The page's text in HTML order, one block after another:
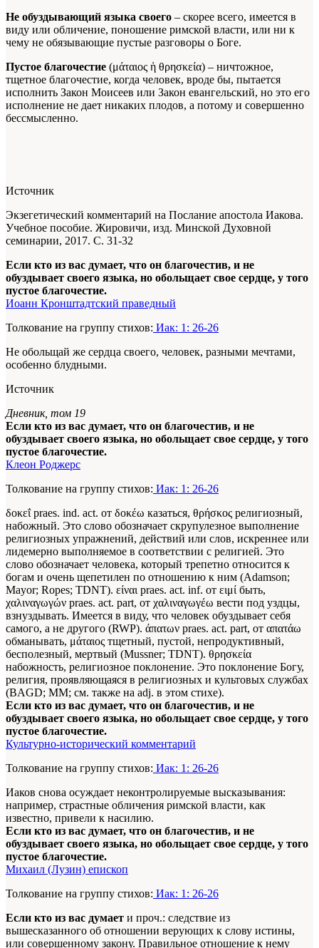
Не обуздывающий языка своего – скорее всего, имеется в
виду или обличение, поношение римской власти, или ни к
чему не обязывающие пустые разговоры о Боге.
Пустое благочестие (μάταιος ἡ θρησκεία) – ничтожное,
тщетное благочестие, когда человек, вроде бы, пытается
исполнить Закон Моисеев или Закон евангельский, но это его
исполнение не дает никаких плодов, а потому и совершенно
бессмысленно.
Источник
Экзегетический комментарий на Послание апостола Иакова.
Учебное пособие. Жировичи, изд. Минской Духовной
семинарии, 2017. С. 31-32
Если кто из вас думает, что он благочестив, и не
обуздывает своего языка, но обольщает свое сердце, у того
пустое благочестие.
Иоанн Кронштадтский праведный
Толкование на группу стихов: Иак: 1: 26-26
Не обольщай же сердца своего, человек, разными мечтами,
особенно блудными.
Источник
Дневник, том 19
Если кто из вас думает, что он благочестив, и не
обуздывает своего языка, но обольщает свое сердце, у того
пустое благочестие.
Клеон Роджерс
Толкование на группу стихов: Иак: 1: 26-26
δοκεΐ praes. ind. act. от δοκέω казаться, θρήσκος религиозный,
набожный. Это слово обозначает скрупулезное выполнение
религиозных упражнений, действий или слов, искреннее или
лидемерно выполняемое в соответствии с религией. Это
слово обозначает человека, который трепетно относится к
богам и очень щепетилен по отношению к ним (Adamson;
Mayor; Ropes; TDNT). είναι praes. act. inf. от ειμί быть,
χαλιναγωγών praes. act. part, от χαλιναγωγέω вести под уздцы,
взнуздывать. Имеется в виду, что человек обуздывает себя
самого, а не другого (RWP). άπατων praes. act. part, от απατάω
обманывать, μάταιος тщетный, пустой, непродуктивный,
бесполезный, мертвый (Mussner; TDNT). θρησκεία
набожность, религиозное поклонение. Это поклонение Богу,
религия, проявляющаяся в религиозных и культовых службах
(BAGD; ММ; см. также на adj. в этом стихе).
Если кто из вас думает, что он благочестив, и не
обуздывает своего языка, но обольщает свое сердце, у того
пустое благочестие.
Культурно-исторический комментарий
Толкование на группу стихов: Иак: 1: 26-26
Иаков снова осуждает неконтролируемые высказывания:
например, страстные обличения римской власти, как
известно, привели к насилию.
Если кто из вас думает, что он благочестив, и не
обуздывает своего языка, но обольщает свое сердце, у того
пустое благочестие.
Михаил (Лузин) епископ
Толкование на группу стихов: Иак: 1: 26-26
Если кто из вас думает и проч.: следствие из
вышесказанного об отношении верующих к слову истины,
или совершенному закону. Правильное отношение к нему